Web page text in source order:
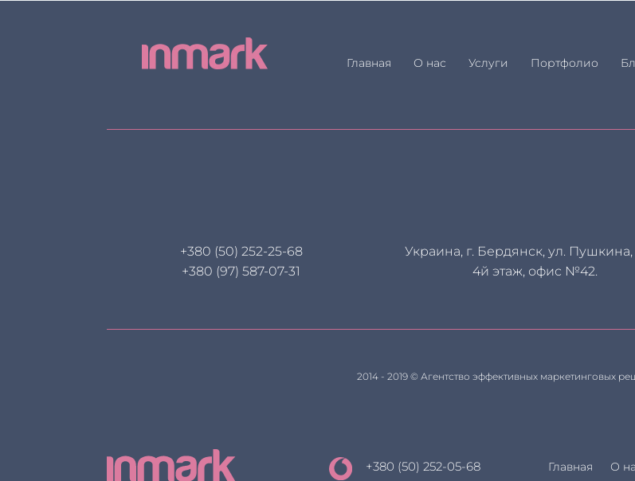
Главная О нас Услуги Портфолио
+380 (50) 252-25-68
+380 (97) 587-07-31
Украина, г. Бердянск, ул. Пушкина,
4й этаж, офис №42.
2014 - 2019 © Агентство эффективных маркетинговых
+380 (50) 252-05-68 Главная О